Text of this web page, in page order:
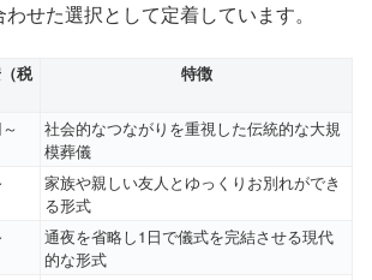
せた選択として定着しています。
税
特徴
社会的なつながりを重視した伝統的な大規
模葬儀
家族や親しい友人とゆっくりお別れができ
る形式
通夜を省略し1日で儀式を完結させる現代
的な形式